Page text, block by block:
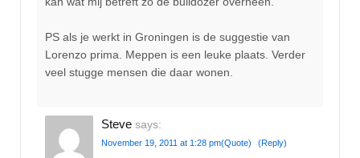
PS als je werkt in Groningen is de suggestie van
Lorenzo prima. Meppen is een leuke plaats. Verder
veel stugge mensen die daar wonen.
Steve says:
November 19, 2011 at 1:28 pm(Quote) (Reply)